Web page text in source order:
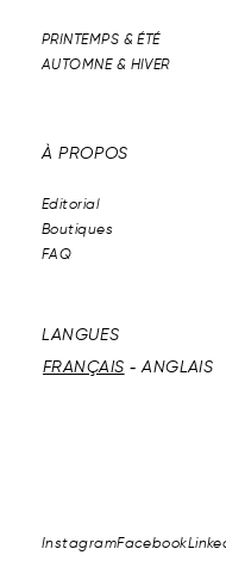
À PROPOS
Editorial
Boutiques
FAQ
PRINTEMPS & ÉTÉ
AUTOMNE & HIVER
LANGUES
FRANÇAIS
ANGLAIS
InstagramFacebook